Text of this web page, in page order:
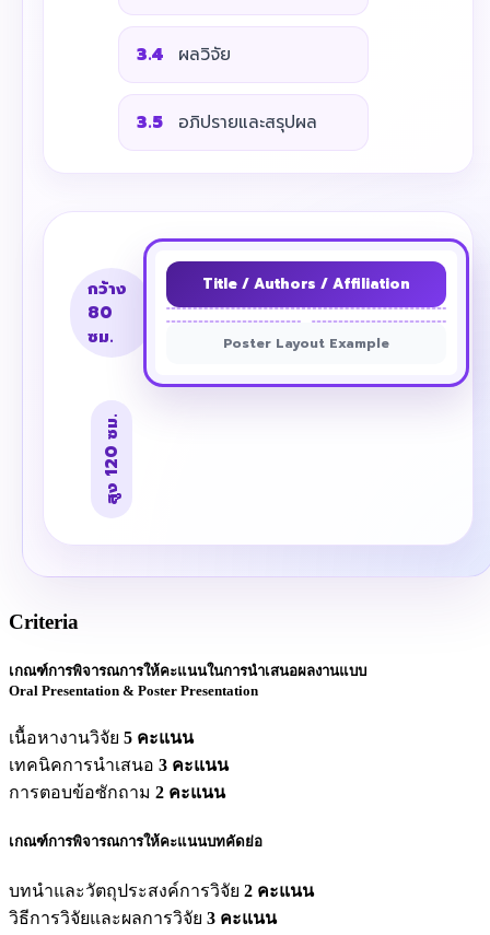
3.4 ผลวิจัย
3.5 อภิปรายและสรุปผล
กว้าง
80
ซม.
Title / Authors / Affiliation
Poster Layout Example
สูง 120 ซม.
Criteria
เกณฑ์การพิจารณการให้คะแนนในการนำเสนอผลงานแบบ
Oral Presentation & Poster Presentation
เนื้อหางานวิจัย 5 คะแนน
เทคนิคการนำเสนอ 3 คะแนน
การตอบข้อซักถาม 2 คะแนน
เกณฑ์การพิจารณการให้คะแนนบทคัดย่อ
บทนำและวัตถุประสงค์การวิจัย 2 คะแนน
วิธีการวิจัยและผลการวิจัย 3 คะแนน